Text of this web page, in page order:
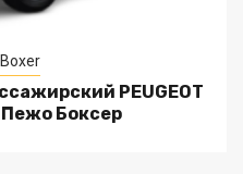
PEUGEOT
Пежо Боксер